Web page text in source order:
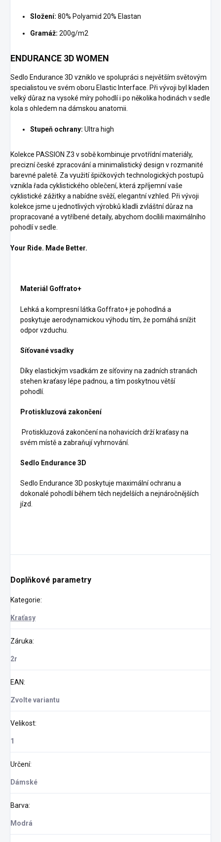
Složení: 80% Polyamid 20% Elastan
Gramáž: 200g/m2
ENDURANCE 3D WOMEN
Sedlo Endurance 3D vzniklo ve spolupráci s největším světovým
specialistou ve svém oboru Elastic Interface. Při vývoji byl kladen
velký důraz na vysoké míry pohodlí i po několika hodinách v sedle
kola s ohledem na dámskou anatomii.
Stupeň ochrany: Ultra high
Kolekce PASSION Z3 v sobě kombinuje prvotřídní materiály,
precizní české zpracování a minimalistický design v rozmanité
barevné paletě. Za využití špičkových technologických postupů
vznikla řada cyklistického oblečení, která zpříjemní vaše
cyklistické zážitky a nabídne svěží, elegantní vzhled. Při vývoji
kolekce jsme u jednotlivých výrobků kladli zvláštní důraz na
propracované a vytříbené detaily, abychom docílili maximálního
pohodlí v sedle.
Your Ride. Made Better.
Materiál Goffrato+
Lehká a kompresní látka Goffrato+ je pohodlná a
poskytuje aerodynamickou výhodu tím, že pomáhá snížit
odpor vzduchu.
Síťované vsadky
Díky elastickým vsadkám ze síťoviny na zadních stranách
stehen kraťasy lépe padnou, a tím poskytnou větší
pohodlí.
Protiskluzová zakončení
Protiskluzová zakončení na nohavicích drží kraťasy na
svém místě a zabraňují vyhrnování.
Sedlo Endurance 3D
Sedlo Endurance 3D poskytuje maximální ochranu a
dokonalé pohodlí během těch nejdelších a nejnáročnějších
jízd.
Doplňkové parametry
Kategorie:
Kraťasy
Záruka:
2r
EAN:
Zvolte variantu
Velikost:
1
Určení:
Dámské
Barva:
Modrá